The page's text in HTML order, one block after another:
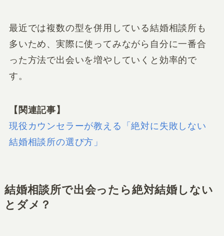
最近では複数の型を併用している結婚相談所も
多いため、実際に使ってみながら自分に一番合
った方法で出会いを増やしていくと効率的で
す。
【関連記事】
現役カウンセラーが教える「絶対に失敗しない
結婚相談所の選び方」
結婚相談所で出会ったら絶対結婚しない
とダメ？